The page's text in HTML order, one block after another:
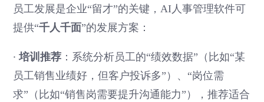
员工发展是企业“留才”的关键，AI人事管理软件可
提供“千人千面”的发展方案：
·培训推荐 ：系统分析员工的“绩效数据”（比如“某
员工销售业绩好，但客户投诉多”）、“岗位需
求”（比如“销售岗需要提升沟通能力”），推荐适合